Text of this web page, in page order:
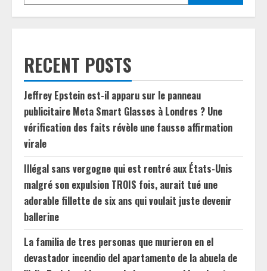
RECENT POSTS
Jeffrey Epstein est-il apparu sur le panneau
publicitaire Meta Smart Glasses à Londres ? Une
vérification des faits révèle une fausse affirmation
virale
Illégal sans vergogne qui est rentré aux États-Unis
malgré son expulsion TROIS fois, aurait tué une
adorable fillette de six ans qui voulait juste devenir
ballerine
La familia de tres personas que murieron en el
devastador incendio del apartamento de la abuela de